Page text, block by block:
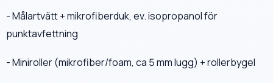
- Målartvätt + mikrofiberduk, ev. isopropanol för
punktavfettning
- Miniroller (mikrofiber/foam, ca 5 mm lugg) + rollerbygel